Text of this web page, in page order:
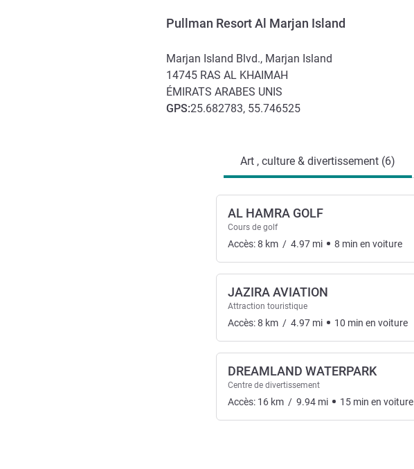
Pullman Resort Al Marjan Island
Marjan Island Blvd., Marjan Island
14745 RAS AL KHAIMAH
ÉMIRATS ARABES UNIS
GPS:25.682783, 55.746525
Art , culture & divertissement (6)
AL HAMRA GOLF
Cours de golf
Accès:8 km / 4.97 mi 8 min en voiture
JAZIRA AVIATION
Attraction touristique
Accès:8 km / 4.97 mi 10 min en voiture
DREAMLAND WATERPARK
Centre de divertissement
Accès: 16 km / 9.94 mi 15 min en voiture